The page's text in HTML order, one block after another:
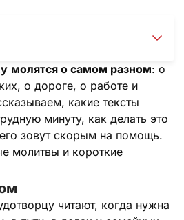
молятся о самом разном: о
о дороге, о работе и
какие тексты
минуту, как делать это
зовут скорым на помощь.
молитвы и короткие
читают, когда нужна